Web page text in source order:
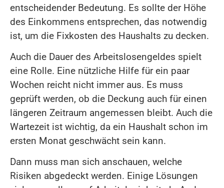
entscheidender Bedeutung. Es sollte der Höhe
des Einkommens entsprechen, das notwendig
ist, um die Fixkosten des Haushalts zu decken.
Auch die Dauer des Arbeitslosengeldes spielt
eine Rolle. Eine nützliche Hilfe für ein paar
Wochen reicht nicht immer aus. Es muss
geprüft werden, ob die Deckung auch für einen
längeren Zeitraum angemessen bleibt. Auch die
Wartezeit ist wichtig, da ein Haushalt schon im
ersten Monat geschwächt sein kann.
Dann muss man sich anschauen, welche
Risiken abgedeckt werden. Einige Lösungen